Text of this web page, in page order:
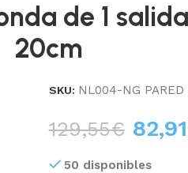
de 1
20cm
SKU: NL004-NG PARED
129,55€ 82,91
50 disponibles